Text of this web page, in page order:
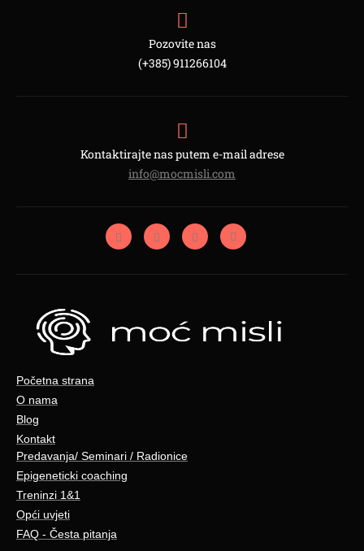
Pozovite nas
(+385) 911266104
Kontaktirajte nas putem e-mail adrese
info@mocmisli.com
Početna strana
O nama
Blog
Kontakt
Predavanja/ Seminari / Radionice
Epigeneticki coaching
Treninzi 1&1
Opći uvjeti
FAQ - Česta pitanja